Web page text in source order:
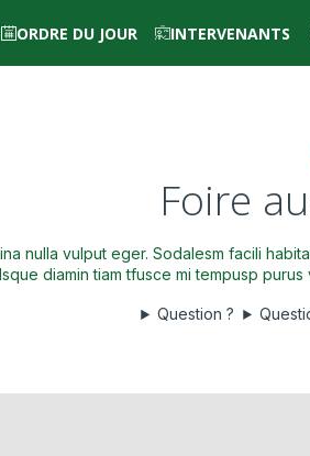
ORDRE DU JOUR INTERVENANTS
Foire
nulla vulput eger. Sodalesm facili
diamin tiam tfusce mi tempusp
Question ?